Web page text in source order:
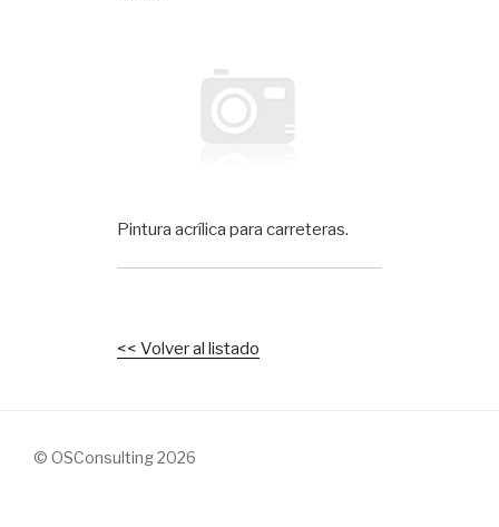
Pintura acrílica para carreteras.
<< Volver al listado
© OSConsulting 2026